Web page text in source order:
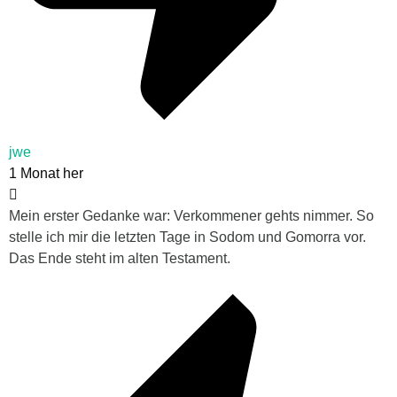
jwe
1 Monat her
Mein erster Gedanke war: Verkommener gehts nimmer. So
stelle ich mir die letzten Tage in Sodom und Gomorra vor.
Das Ende steht im alten Testament.